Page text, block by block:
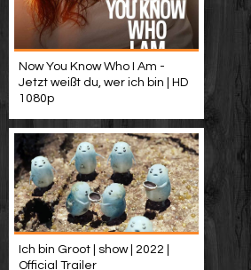
Now You Know Who I Am -
Jetzt weißt du, wer ich bin | HD
1080p
Ich bin Groot | show | 2022 |
Official Trailer